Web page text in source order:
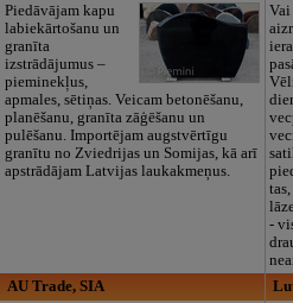
Piedāvājam kapu
labiekārtošanu un
granīta
izstrādājumus –
pieminekļus,
apmales, sētiņas. Veicam betonēšanu,
planēšanu, granīta zāģēšanu un
pulēšanu. Importējam augstvērtīgu
granītu no Zviedrijas un Somijas, kā arī
apstrādājam Latvijas laukakmeņus.
-
AU Trade, SIA